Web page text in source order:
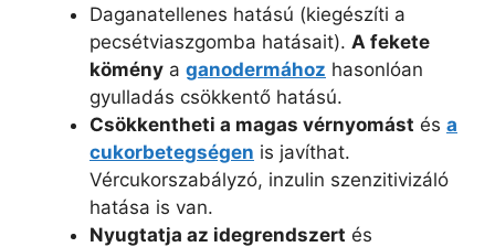
Daganatellenes hatású (kiegészíti a
pecsétviaszgomba hatásait). A fekete
kömény a ganodermához hasonlóan
gyulladás csökkentő hatású.
Csökkentheti a magas vérnyomást és a
cukorbetegségen is javíthat.
Vércukorszabályzó, inzulin szenzitivizáló
hatása is van.
Nyugtatja az idegrendszert és